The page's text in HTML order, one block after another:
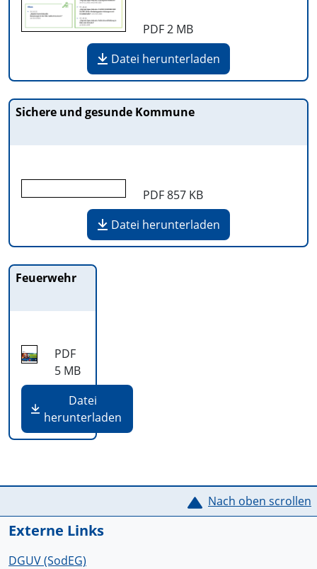
PDF2 MB
Datei herunterladen
Sichere und gesunde Kommune
PDF857 KB
Datei herunterladen
Feuerwehr
PDF
5 MB
Datei
herunterladen
Service Informationen Nach oben scrollen
Externe Links
DGUV (SodEG)